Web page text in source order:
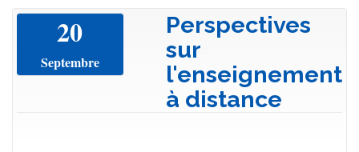
20
Septembre
Perspectives
sur
l'enseignement
à distance